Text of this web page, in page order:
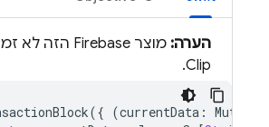
הערה:
Clip.
({ (currentData :